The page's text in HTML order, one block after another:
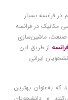
فرانسه بسیار
مکانیک در فرانسه
صنعت، ماشین‌سازی
از طریق این
ایرانی
دارند که به‌عنوان بهترین